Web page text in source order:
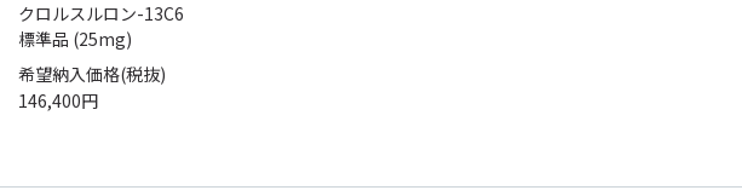
クロルスルロン-13C6
標準品 (25mg)
希望納入価格(税抜)
146,400円